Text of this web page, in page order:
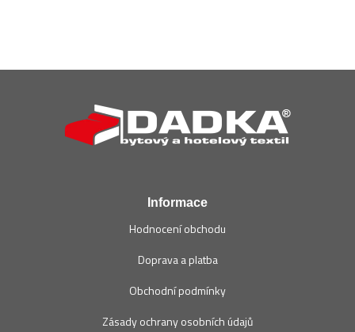
Informace
Hodnocení obchodu
Doprava a platba
Obchodní podmínky
Zásady ochrany osobních údajů